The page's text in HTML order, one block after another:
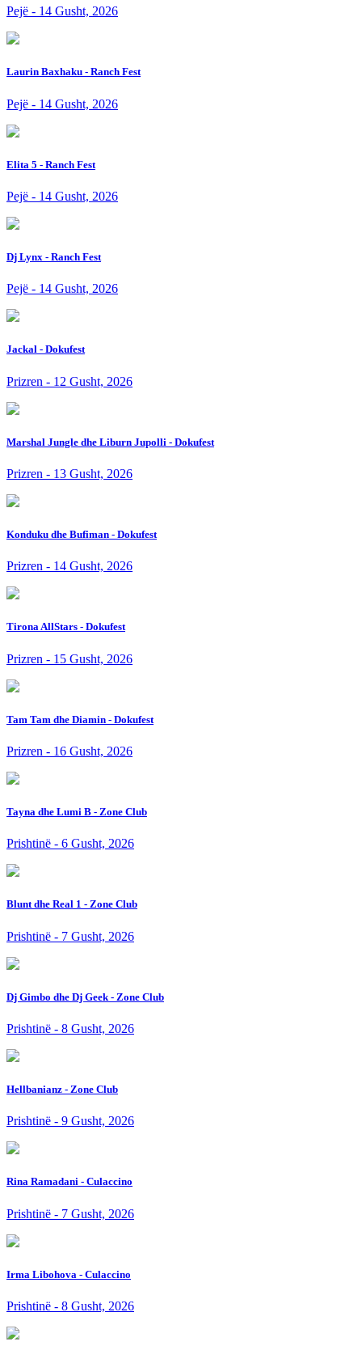
Pejë - 14 Gusht, 2026
Laurin Baxhaku - Ranch Fest
Pejë - 14 Gusht, 2026
Elita 5 - Ranch Fest
Pejë - 14 Gusht, 2026
Dj Lynx - Ranch Fest
Pejë - 14 Gusht, 2026
Jackal - Dokufest
Prizren - 12 Gusht, 2026
Marshal Jungle dhe Liburn Jupolli - Dokufest
Prizren - 13 Gusht, 2026
Konduku dhe Bufiman - Dokufest
Prizren - 14 Gusht, 2026
Tirona AllStars - Dokufest
Prizren - 15 Gusht, 2026
Tam Tam dhe Diamin - Dokufest
Prizren - 16 Gusht, 2026
Tayna dhe Lumi B - Zone Club
Prishtinë - 6 Gusht, 2026
Blunt dhe Real 1 - Zone Club
Prishtinë - 7 Gusht, 2026
Dj Gimbo dhe Dj Geek - Zone Club
Prishtinë - 8 Gusht, 2026
Hellbanianz - Zone Club
Prishtinë - 9 Gusht, 2026
Rina Ramadani - Culaccino
Prishtinë - 7 Gusht, 2026
Irma Libohova - Culaccino
Prishtinë - 8 Gusht, 2026